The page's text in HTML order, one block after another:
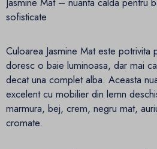
sofisticate
Culoarea Jasmine Mat este potrivita
doresc o baie luminoasa, dar mai
decat una complet alba. Aceasta
excelent cu mobilier din lemn
marmura, bej, crem, negru mat,
cromate.